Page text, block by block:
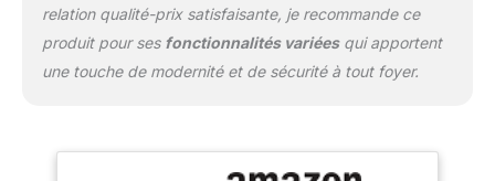
SÉCURITÉ AVEC RING
CAMERA - Grâce à
l'application mobile
professionnelle Neolight
chaque mouvement ou
appel, consultez les
relation qualité-prix satisfaisante, je recommande ce
produit pour ses fonctionnalités variéesqui apportent
une touche de modernité et de sécurité à tout foyer.